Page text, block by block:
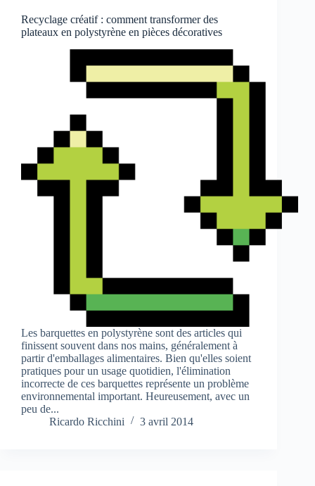
Recyclage créatif : comment transformer des
plateaux en polystyrène en pièces décoratives
Les barquettes en polystyrène sont des articles qui
finissent souvent dans nos mains, généralement à
partir d'emballages alimentaires. Bien qu'elles soient
pratiques pour un usage quotidien, l'élimination
incorrecte de ces barquettes représente un problème
environnemental important. Heureusement, avec un
peu de...
Ricardo Ricchini
3 avril 2014